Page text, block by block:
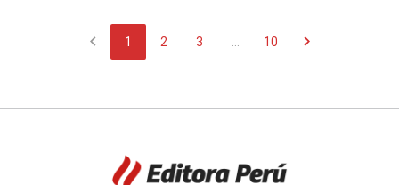
chevron_left 1 2 3 10 chevron_right